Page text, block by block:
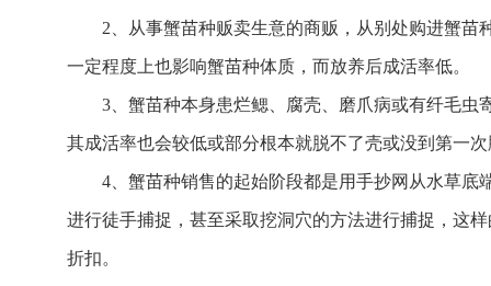
2、从事蟹苗种贩卖生意的商贩，从别处购进蟹
一定程度上也影响蟹苗种体质，而放养后成活率低。
3、蟹苗种本身患烂鳃、腐壳、磨爪病或有纤毛
其成活率也会较低或部分根本就脱不了壳或没到第一
4、蟹苗种销售的起始阶段都是用手抄网从水草
进行徒手捕捉，甚至采取挖洞穴的方法进行捕捉，这
折扣。